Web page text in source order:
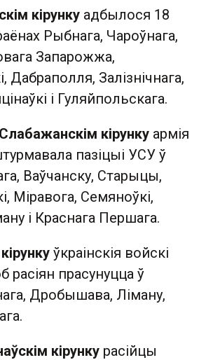
кірунку адбылося 18
Рыбнага, Чароўнага,
Запарожжа,
Дабраполля, Залізнічнага,
і Гуляйпольскага.
кірунку армія
пазіцыі УСУ ў
Ваўчанску, Старыцы,
Міравога, Семяноўкі,
і Краснага Першага.
ўкраінскія войскі
расіян прасунуцца ў
Дробышава, Ліману,
кірунку расійцы